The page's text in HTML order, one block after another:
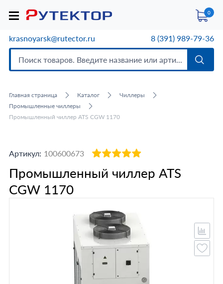
0
krasnoyarsk@rutector.ru 8 (391) 989-79-36
Главная страница Каталог
Чиллеры
Промышленные чиллеры
Промышленный чиллер ATS CGW 1170
Артикул: 100600673
Промышленный чиллер ATS
CGW 1170